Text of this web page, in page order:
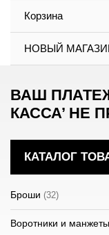
Корзина
НОВЫЙ
ВАШ
КАССА’ НЕ
КАТАЛОГ
Броши (32)
Воротники и манжеты